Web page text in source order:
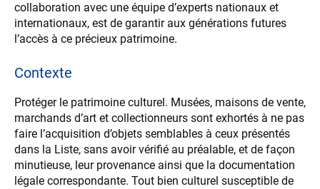
collaboration avec une équipe d’experts nationaux et
internationaux, est de garantir aux générations futures
l’accès à ce précieux patrimoine.
Contexte
Protéger le patrimoine culturel. Musées, maisons de vente,
marchands d’art et collectionneurs sont exhortés à ne pas
faire l’acquisition d’objets semblables à ceux présentés
dans la Liste, sans avoir vérifié au préalable, et de façon
minutieuse, leur provenance ainsi que la documentation
légale correspondante. Tout bien culturel susceptible de